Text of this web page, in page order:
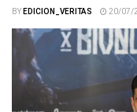
BYEDICION_VERITAS 20/07/